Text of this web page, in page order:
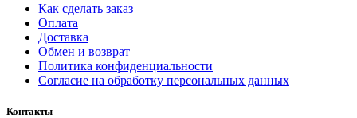
Как сделать заказ
Оплата
Доставка
Обмен и возврат
Политика конфиденциальности
Согласие на обработку персональных данных
Контакты